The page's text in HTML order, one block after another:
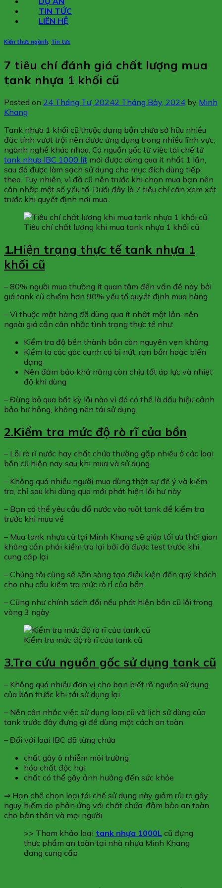
TIN TỨC
LIÊN HỆ
Kiến thức ngành, Tin tức
7 tiêu chí đánh giá chất lượng mua
tank nhựa 1 khối cũ
Posted on 24 Tháng Tư, 20242 Tháng Bảy, 2024 by Minh
Khang
Tank nhựa 1 khối cũ thuộc dạng bồn chứa sở hữu nhiều
đặc tính vượt trội nên được ứng dụng trong nhiều lĩnh vực,
ngành nghề khác nhau. Có nguồn gốc từ việc tái chế từ
tank nhựa IBC 1000 lít mới được dùng qua ít nhất 1 lần,
sau đó được làm sạch sử dụng cho mục đích dùng tiếp
theo. Tuy nhiên, vì đã cũ nên trước khi chọn mua bạn nên
cân nhắc một số yếu tố. Dưới đây là 7 tiêu chí cần xem xét
trước khi quyết định nơi mua.
Tiêu chí chất lượng khi mua tank nhựa 1 khối cũ
1.Hiện trạng thực tế tank nhựa 1
khối cũ
– 80% người mua thường ít quan tâm đến vấn đề này bởi
giá tank cũ chiếm hơn 90% yếu tố quyết định mua hàng
– Vì thuộc mặt hàng đã dùng qua ít nhất một lần, nên
ngoài giá cần cân nhắc tình trạng thực tế như:
Kiểm tra độ bền thành bồn còn nguyên vẹn không
Kiểm ta các góc cạnh có bị nứt, rạn bồn hoặc biến
dạng
Nên đảm bảo khả năng còn chịu tốt áp lực và nhiệt
độ khi dùng
– Đừng bỏ qua bất kỳ lỗi nào vì đó có thể là dấu hiệu cảnh
bảo hư hỏng, không nên tái sử dụng
2.Kiểm tra mức độ rò rĩ của bồn
– Lỗi rò rĩ nước hay chất chứa thường gặp nhiều ở các loại
bồn cũ hiện nay sau khi mua và sử dụng
– Không quá nhiều người mua dùng thật sự để ý và kiểm
tra, chỉ sau khi dùng qua mới phát hiện lỗi hư này
– Bạn có thể yêu cầu đổ nước vào ruột tank để kiểm tra
trước khi mua về
– Mua tank nhựa cũ tại Minh Khang sẽ giúp tối ưu thời gian
không cần phải kiểm tra lại bởi đã được test trước khi
cung cấp lại
– Chúng tôi cũng sẽ sẵn sàng tạo điều kiện đến quý khách
cho nhu cầu kiểm tra mức rò rỉ của bồn
– Cũng như chính sách đổi nếu phát hiện bồn cũ lỗi trong
vòng 3 ngày
Kiểm tra mức độ rò rĩ của tank cũ
3.Tra cứu nguồn gốc sử dụng tank cũ
– Không quá nhiều đơn vị cho bạn biết rõ nguồn sử dụng
của bồn trước khi tái sử dụng lại
– Nên cân nhắc việc sử dụng loại cũ và lịch sử dùng của
tank trước đây đựng gì để dùng một cách an toàn
– Đối với loại IBC đã từng chứa
chất gây ô nhiễm môi trường
hóa chất độc hại
chất có thể gây ảnh hưởng đến sức khỏe
⇒ Hạn chế chọn loại tái chế sử dụng này giảm rủi ro gây
nguy hiểm do phản ứng với chất chứa, đảm bảo an toàn
cho bản thân và mọi người
>> Tham khảo loại tank nhựa 1000L cũ đựng
thực phẩm an toàn tại nhà nhựa Minh Khang
đang cung cấp